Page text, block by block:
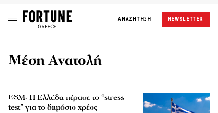
ΑΝΑΖΗΤΗΣΗ NEWSLETTER
Μέση Ανατολή
ESM: Η Ελλάδα πέρασε το “stress
test” για το δημόσιο χρέος